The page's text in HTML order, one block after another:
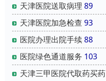
天津医院送取病理 89
天津医院加急检查 93
医院办理出院手续88
医院绿色通道服务 103
天津三甲医院代取药买药